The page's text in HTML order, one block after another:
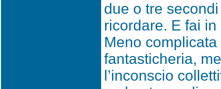
due o tre
ricordare. E fai
Meno
fantasticheria,
l’inconscio